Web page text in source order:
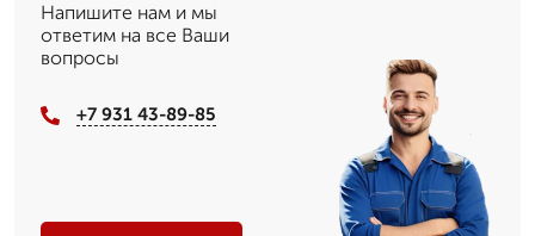
Напишите нам и мы
ответим на все Ваши
вопросы
+7 931 43-89-85